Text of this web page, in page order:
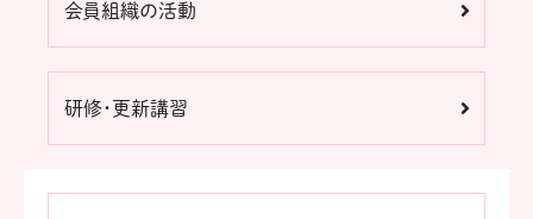
会員組織の活動
研修・更新講習